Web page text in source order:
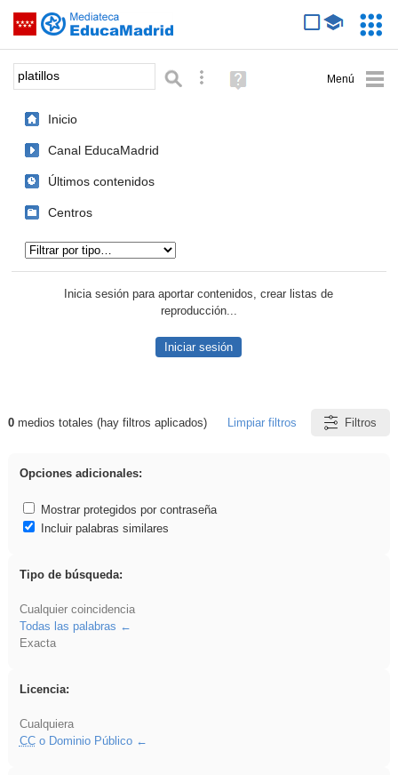
Saltar navegación
Palabra o frase: Búsqueda avanzada
Ayuda
(en
Inicio
Canal EducaMadrid
Últimos contenidos
Centros
Inicia sesión para aportar contenidos, crear listas de
reproducción...
Iniciar sesión
Resultados de: platillos
0medios totales (hay filtros aplicados) Limpiar filtros Filtros
Opciones adicionales:
Mostrar protegidos por contraseña
Incluir palabras similares
Tipo de búsqueda:
Cualquier coincidencia
Todas las palabras
Exacta
Licencia:
Cualquiera
CCo Dominio Público